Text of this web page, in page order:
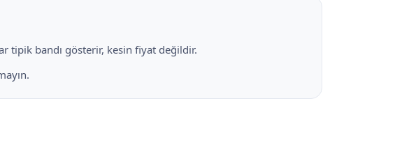
tipik bandı gösterir, kesin fiyat değildir.